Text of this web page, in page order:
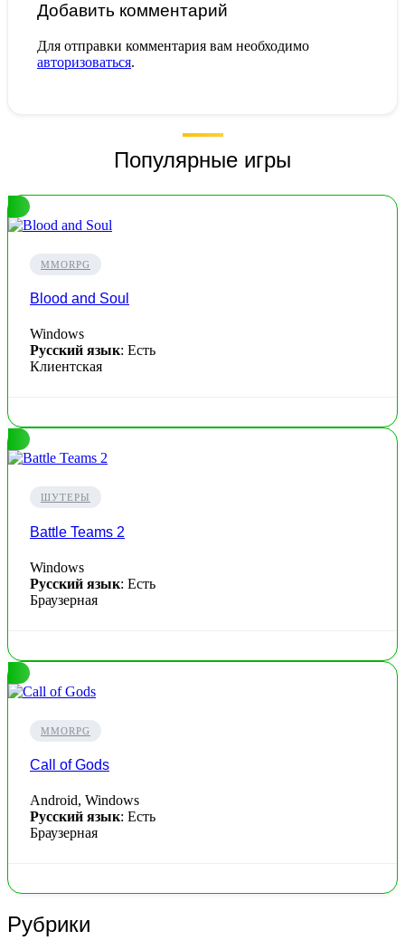
Добавить комментарий
Для отправки комментария вам необходимо
авторизоваться.
Популярные игры
MMORPG
Blood and Soul
Windows
Русский язык: Есть
Клиентская
ШУТЕРЫ
Battle Teams 2
Windows
Русский язык: Есть
Браузерная
MMORPG
Call of Gods
Android, Windows
Русский язык: Есть
Браузерная
Рубрики